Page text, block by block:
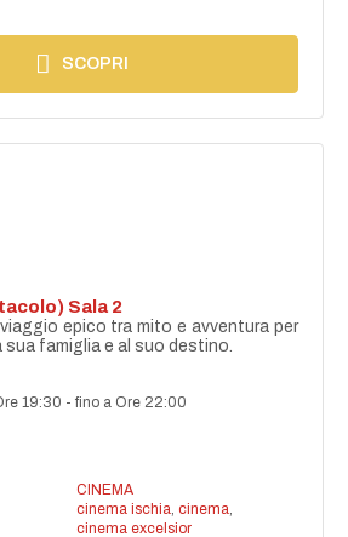
SCOPRI
Sala 2
epico tra mito e avventura per
sua famiglia e al suo destino.
19:30 -fino a Ore 22:00
CINEMA
cinema ischia, cinema,
cinema excelsior